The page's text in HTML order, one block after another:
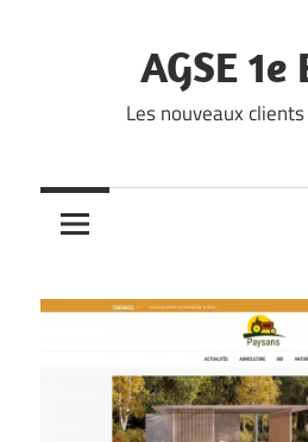
AGSE 1e
Les nouveaux